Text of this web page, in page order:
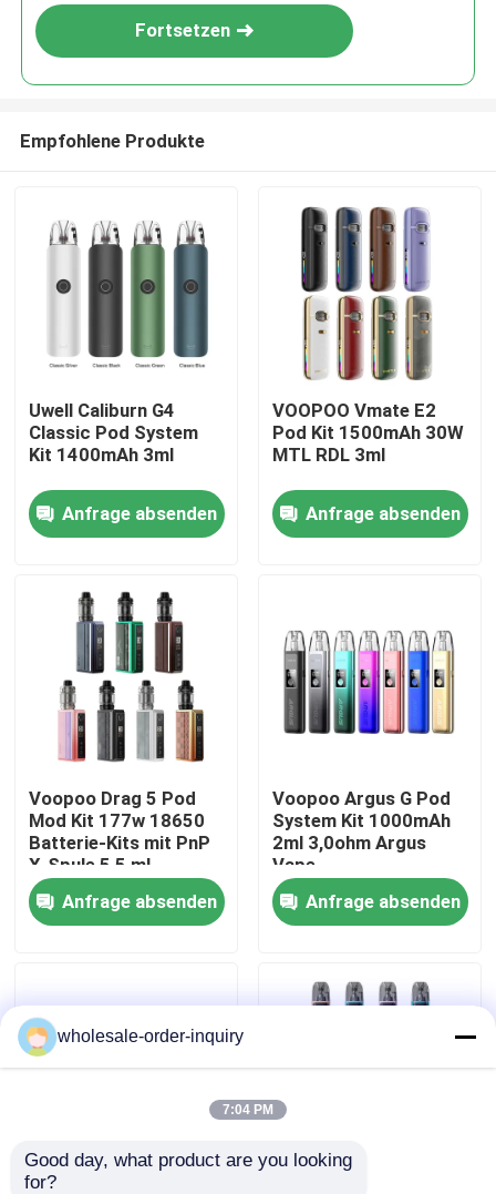
Produkte
Videos
Über uns
Fabrik-Ausflug
Qualitätskontrolle
Fordern Sie ein Zitat
Nachfüllbare Hülse Vapes
Wegwerfhülse Vapes
Fortsetzen
Empfohlene Produkte
Uwell Caliburn G4
Classic Pod System
Kit 1400mAh 3ml
Anfrage absenden
VOOPOO Vmate E2
Pod Kit 1500mAh 30W
MTL RDL 3ml
Anfrage absenden
Voopoo Drag 5 Pod
Mod Kit 177w 18650
Batterie-Kits mit PnP
X-Spule 5,5 ml
Anfrage absenden
Voopoo Argus G Pod
System Kit 1000mAh
2ml 3,0ohm Argus
Vape
Anfrage absenden
Voopoo Drag M100S
wholesale-order-inquiry
7:04 PM
Good day, what product are you looking
for?